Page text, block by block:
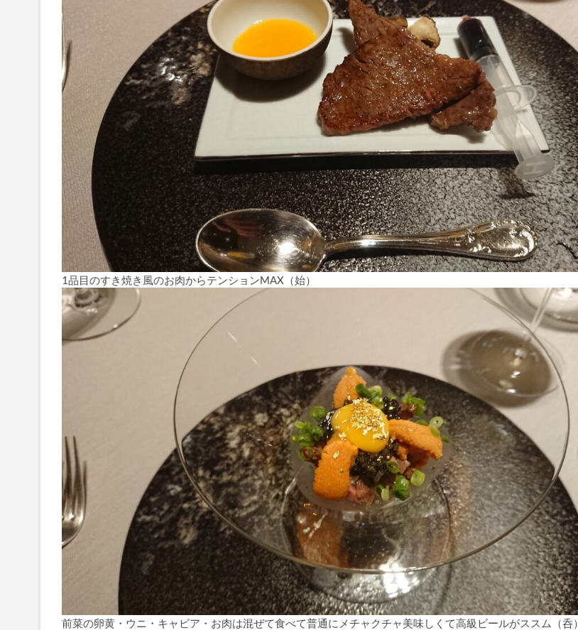
1品目のすき焼き風のお肉からテンションMAX（始）
前菜の卵黄・ウニ・キャビア・お肉は混ぜて食べて普通にメチャクチャ美味しくて高級ビールがススム（呑）